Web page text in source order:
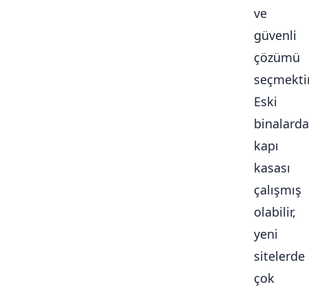
ve
güvenli
çözümü
Eski
binalarda
kapı
kasası
çalışmış
olabilir,
yeni
sitelerde
çok